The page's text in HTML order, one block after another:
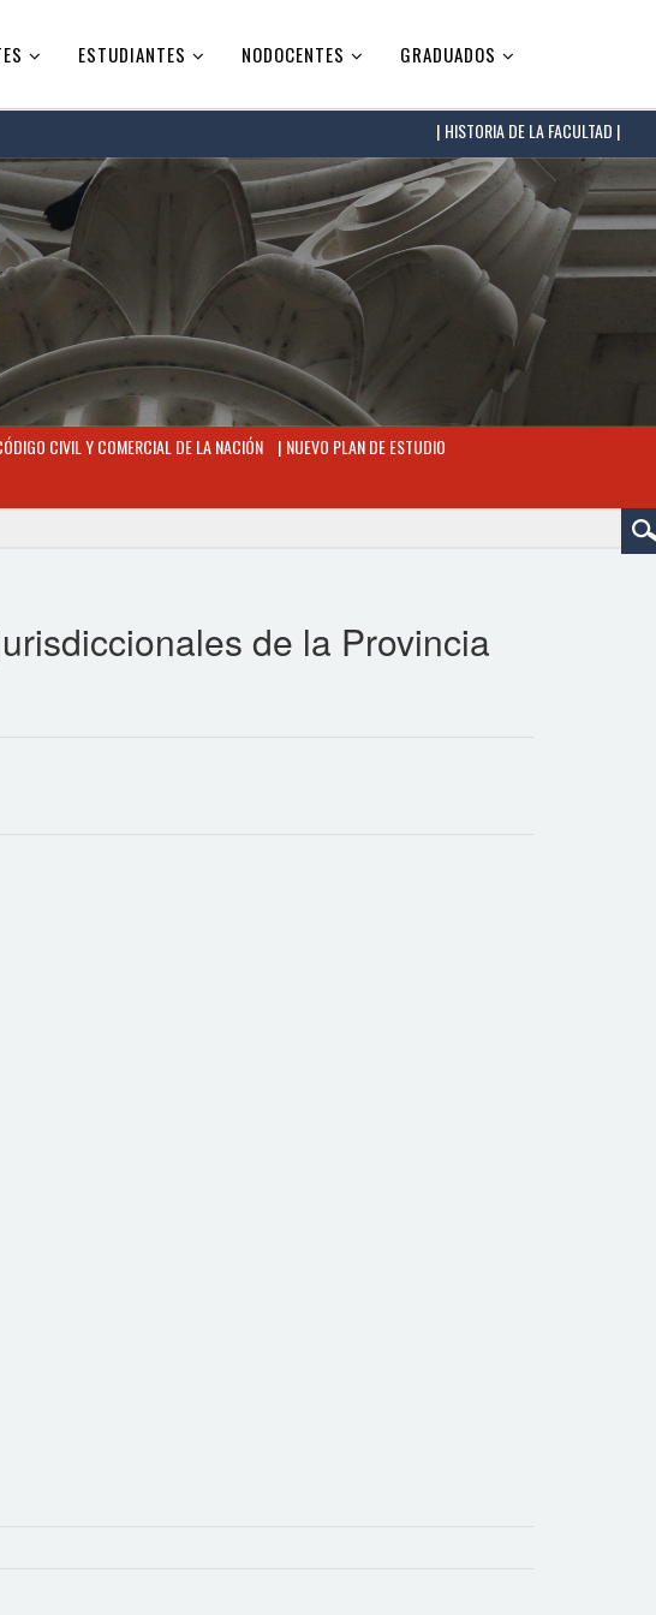
ESTUDIANTES NODOCENTES GRADUADOS
HISTORIA DE LA FACULTAD |
CIVIL Y COMERCIAL DE LA NACIÓN
NUEVO PLAN DE ESTUDIO
de la Provincia